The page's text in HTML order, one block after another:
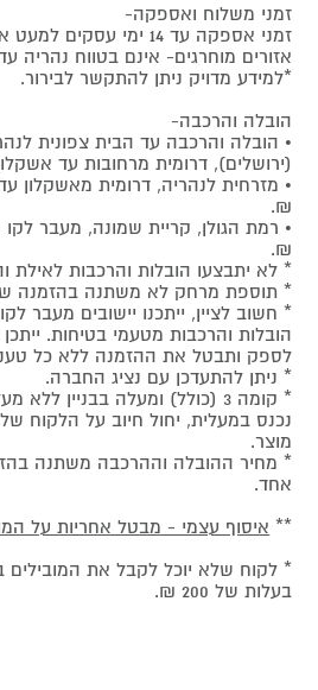
זמני משלוח ואספקה-
זמני אספקה עד 14 ימי עסקים למעט אזורים מוחרגים.
אזורים מוחרגים- אינם בטווח נהריה
*למידע מדויק ניתן להתקשר לבירור.
הובלה והרכבה-
• הובלה והרכבה עד הבית צפונית
(ירושלים), דרומית מרחובות עד אשקלון-
₪.
₪.
* לא יתבצעו הובלות והרכבות לאילת
* תוספת מרחק לא משתנה בהזמנה
* חשוב לציין, ייתכנו יישובים מעבר
הובלות והרכבות מטעמי בטיחות.
לספק ותבטל את ההזמנה ללא כל
* ניתן להתעדכן עם נציג החברה.
* קומה 3 (כולל) ומעלה בבניין
מוצר.
* מחיר ההובלה וההרכבה משתנה
אחד.
** איסוף עצמי - מבטל אחריות על
* לקוח שלא יוכל לקבל את המובילים
בעלות של 200 ₪.